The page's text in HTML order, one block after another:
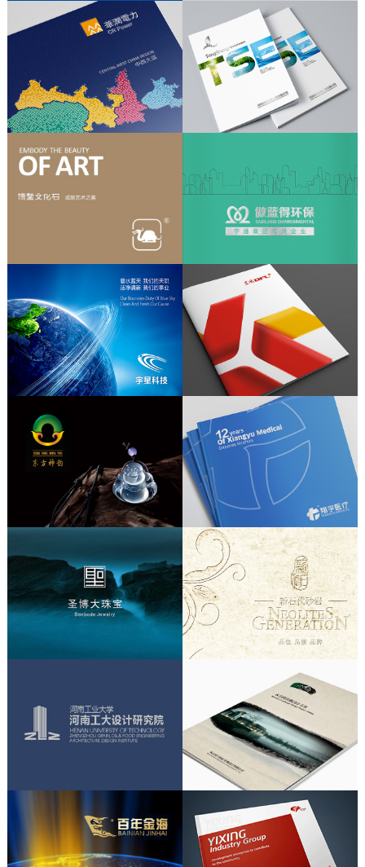
分公司品牌形象维护 品牌物料设计 宣
品牌形象维护、企业画册设计、企业文
化导入
品牌形象设计、品牌画册设计、
连锁店设计、品牌官网设计、宣传物料
设计
品牌形象设计、IV系统设计、品牌文化
导入、宣传画册设计
服务内容：品牌形象设计 / 产品包装设
品牌画册设计 / 厂区环境设计 / 连锁专
产品摄影、产品包装设计、品牌官网设
品牌形象升级、画册设计、产品摄影
画册策划 / 画册文案 /
画册设计
/
产品摄影